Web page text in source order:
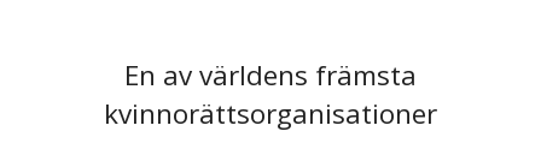
En av världens främsta
kvinnorättsorganisationer